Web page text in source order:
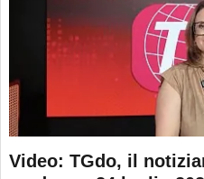
Video: TGdo, il